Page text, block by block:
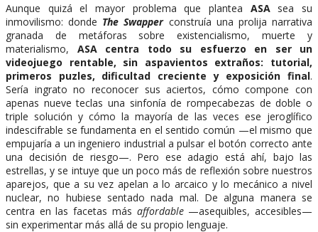
Aunque quizá el mayor problema que plantea ASAsea su
inmovilismo: donde The Swapperconstruía una prolija narrativa
granada de metáforas sobre existencialismo, muerte y
materialismo, ASA
centra todo su esfuerzo en ser un
videojuego rentable, sin aspavientos extraños: tutorial,
primeros puzles, dificultad creciente y exposición final.
Sería ingrato no reconocer sus aciertos, cómo compone con
apenas nueve teclas una sinfonía de rompecabezas de doble o
triple solución y cómo la mayoría de las veces ese jeroglífico
indescifrable se fundamenta en el sentido común —el mismo que
empujaría a un ingeniero industrial a pulsar el botón correcto ante
una decisión de riesgo—. Pero ese adagio está ahí, bajo las
estrellas, y se intuye que un poco más de reflexión sobre nuestros
aparejos, que a su vez apelan a lo arcaico y lo mecánico a nivel
nuclear, no hubiese sentado nada mal. De alguna manera se
centra en las facetas más affordable —asequibles, accesibles—
sin experimentar más allá de su propio lenguaje.